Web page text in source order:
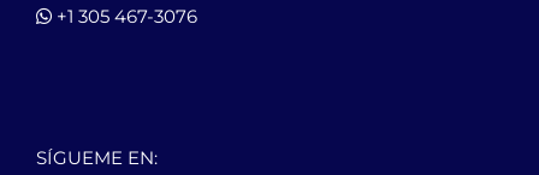
+1 305 467-3076
SÍGUEME EN: